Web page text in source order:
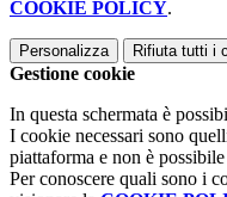
COOKIE POLICY.
Personalizza Rifiuta tutti i
Gestione cookie
In questa schermata è
I cookie necessari sono
piattaforma e non è
Per conoscere quali sono i